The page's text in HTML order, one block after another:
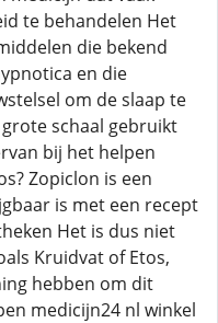
te behandelen Het
die bekend
en die
om de slaap te
schaal gebruikt
bij het helpen
Zopiclon is een
is met een recept
Het is dus niet
Kruidvat of Etos,
hebben om dit
medicijn24 nl winkel